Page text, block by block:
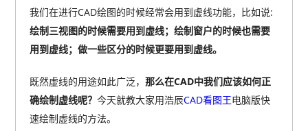
我们在进行CAD绘图的时候经常会用到虚线功能，比如说:
绘制三视图的时候需要用到虚线；绘制窗户的时候也需要
用到虚线；做一些区分的时候更要用到虚线。
既然虚线的用途如此广泛，那么在CAD中我们应该如何正
确绘制虚线呢？今天就教大家用浩辰CAD看图王电脑版快
速绘制虚线的方法。